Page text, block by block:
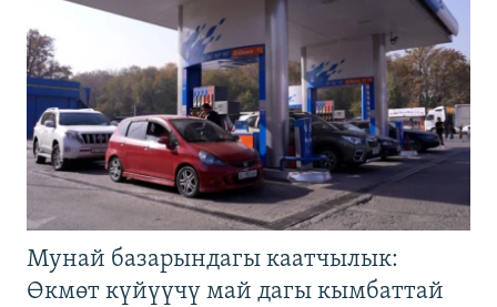
Мунай базарындагы каатчылык:
Өкмөт күйүүчү май дагы кымбаттай